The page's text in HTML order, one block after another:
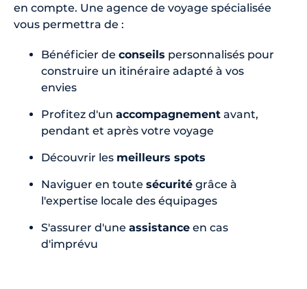
en compte. Une agence de voyage spécialisée
vous permettra de :
Bénéficier de conseils personnalisés pour
construire un itinéraire adapté à vos
envies
Profitez d'un accompagnement avant,
pendant et après votre voyage
Découvrir les meilleurs spots
Naviguer en toute sécurité grâce à
l'expertise locale des équipages
S'assurer d'une assistance en cas
d'imprévu